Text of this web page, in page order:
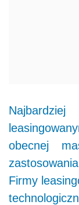
obecnej
Firmy